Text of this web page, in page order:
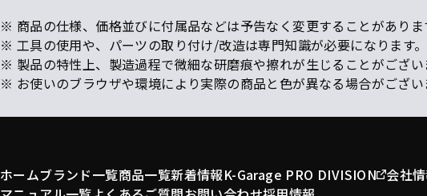
※ 商品の仕様、価格並びに付属品などは予告なく変更することがありま
※ 工具の使用や、パーツの取り付け/改造は専門知識が必要になります
※ 製品の特性上、製造過程で微細な研磨痕や擦れが生じることがござ
※ お使いのブラウザや環境により実際の商品と色が異なる場合がござい
ホームブランド一覧商品一覧新着情報K-Garage PRO DIVISION 会社